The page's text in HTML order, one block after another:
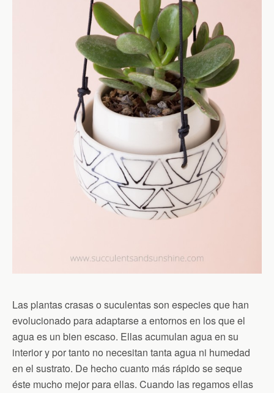
Las plantas crasas o suculentas son especies que han
evolucionado para adaptarse a entornos en los que el
agua es un bien escaso. Ellas acumulan agua en su
interior y por tanto no necesitan tanta agua ni humedad
en el sustrato. De hecho cuanto más rápido se seque
éste mucho mejor para ellas. Cuando las regamos ellas